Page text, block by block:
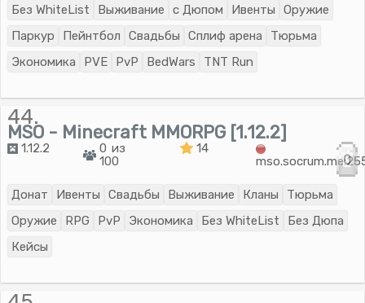
Без WhiteList Выживание с Дюпом Ивенты
Оружие
Паркур
Пейнтбол Свадьбы Сплиф арена
Тюрьма
Экономика
PVE PvP BedWars TNT Run
44.
MSO - Minecraft MMORPG [1.12.2]
1.12.2
0 из
100
14
0
Донат Ивенты Свадьбы Выживание Кланы
Тюрьма
Оружие
RPG PvP Экономика Без WhiteList
Без Дюпа
Кейсы